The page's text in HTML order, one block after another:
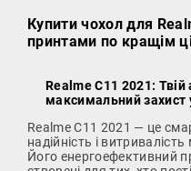
Купити чохол для
принтами по кращім
Realme C11 2021: Твій
максимальний захист
Realme C11 2021 — це
надійність і
Його енергоефективний